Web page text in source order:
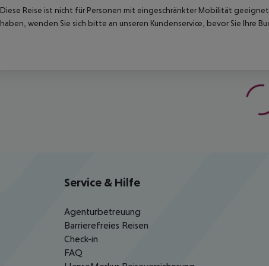
Diese Reise ist nicht für Personen mit eingeschränkter Mobilität
haben, wenden Sie sich bitte an unseren Kundenservice, bevor Sie Ihre
Service & Hilfe
Agenturbetreuung
Barrierefreies Reisen
Check-in
FAQ